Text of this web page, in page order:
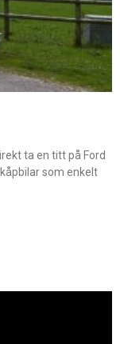
ta en titt på Ford
som enkelt